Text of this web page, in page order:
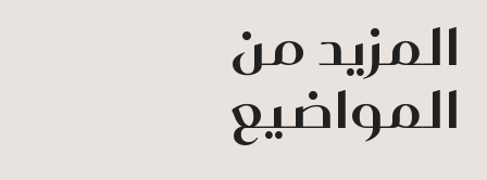
المزيد من
المواضيع